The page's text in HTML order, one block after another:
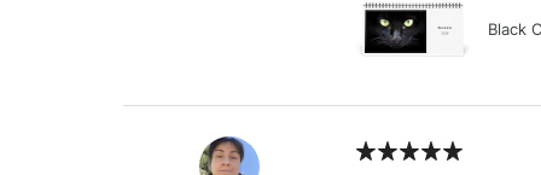
Black